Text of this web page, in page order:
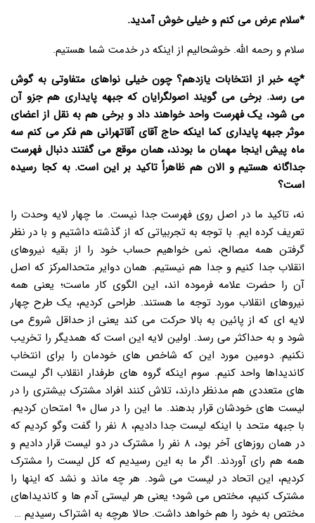
*سلام عرض می کنم و خیلی خوش آمدید.
سلام و رحمه الله. خوشحالیم از اینکه در خدمت شما هستیم.
*چه خبر از انتخابات یازدهم؟ چون خیلی نواهای متفاوتی به گوش
می رسد. برخی می گویند اصولگرایان که جبهه پایداری هم جزو آن
می شود، یک فهرست واحد خواهند داد و برخی هم به نقل از اعضای
موثر جبهه پایداری کما اینکه حاج آقای آقاتهرانی هم فکر می کنم سه
ماه پیش اینجا مهمان ما بودند، همان موقع می گفتند دنبال فهرست
جداگانه هستیم و الان هم ظاهراً تاکید بر این است. به کجا رسیده
است؟
نه، تاکید ما در اصل روی فهرست جدا نیست. ما چهار لایه وحدت را
تعریف کرده ایم. با توجه به تجربیاتی که از گذشته داشتیم و با در نظر
گرفتن همه مصالح، نمی خواهیم حساب خود را از بقیه نیروهای
انقلاب جدا کنیم و جدا هم نیستیم. همان دوایر متحدالمرکز که اصل
آن را حضرت علامه فرموده اند، این الگوی کار ماست؛ یعنی همه
نیروهای انقلاب مورد توجه ما هستند. طراحی کردیم، یک طرح چهار
لایه ای که از پائین به بالا حرکت می کند یعنی از حداقل شروع می
شود و به حداکثر می رسد. اولین لایه این است که همدیگر را تخریب
نکنیم. دومین مورد این که شاخص های خودمان را برای انتخاب
کاندیداها واحد کنیم. سوم اینکه گروه های طرفدار انقلاب اگر لیست
های متعددی هم مدنظر دارند، تلاش کنند افراد مشترک بیشتری را در
لیست های خودشان قرار بدهند. ما این را در سال ۹۰ امتحان کردیم.
با جبهه متحد با اینکه لیست جدا دادیم، ۸ نفر را گفت وگو کردیم که
در همان روزهای آخر بود، ۸ نفر را مشترک در دو لیست قرار دادیم و
همه هم رای آوردند. اگر ما به این رسیدیم که کل لیست را مشترک
کردیم، این اتحاد در لیست می شود. هر چه ماند و نشد که اینها را
مشترک کنیم، مختص می شود؛ یعنی هر لیستی آدم ها و کاندیداهای
مختص به خود را هم خواهد داشت. حالا هرچه به اشتراک رسیدیم …